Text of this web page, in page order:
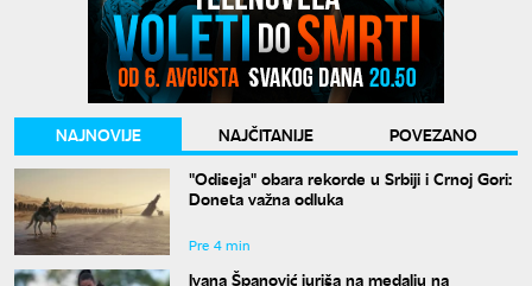
NAJNOVIJE NAJČITANIJE
POVEZANO
"Odiseja" obara rekorde u Srbiji i Crnoj Gori:
Doneta važna odluka
Pre 4 min
Ivana Španović juriša na medalju na